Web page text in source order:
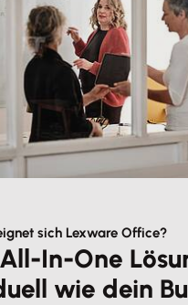
sich Lexware Office?
In-One
wie dein